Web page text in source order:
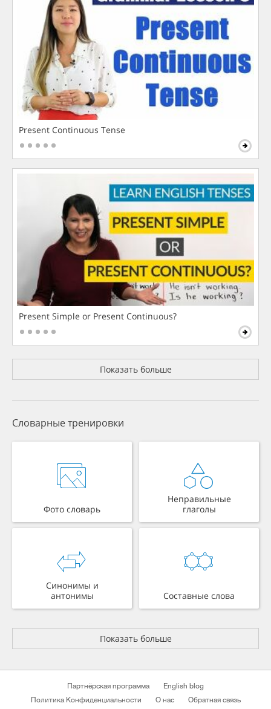
Present Continuous Tense
Present Simple or Present Continuous?
Показать больше
Словарные тренировки
Фото словарь
Неправильные
глаголы
Синонимы и
антонимы
Составные слова
Показать больше
Партнёрская программа
English blog
Политика Конфиденциальности
О нас
Обратная связь